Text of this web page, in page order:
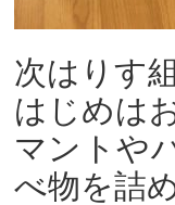
次はりす
はじめは
マントや
べ物を詰